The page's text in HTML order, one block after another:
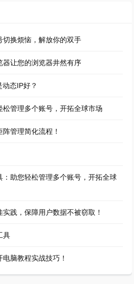
切换烦恼，解放你的双手
器让您的浏览器井然有序
态IP好？
管理多个账号，开拓全球市场
管理简化流程！
：助您轻松管理多个账号，开拓全球
践，保障用户数据不被窃取！
具
脑教程实战技巧！